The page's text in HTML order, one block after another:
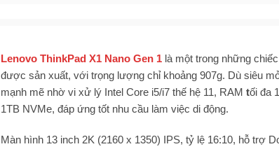
Lenovo ThinkPad X1 Nano Gen 1 là một trong những
được sản xuất, với trọng lượng chỉ khoảng 907g. Dù siêu
mạnh mẽ nhờ vi xử lý Intel Core i5/i7 thế hệ 11, RAM tối đa
1TB NVMe, đáp ứng tốt nhu cầu làm việc di động.
Màn hình 13 inch 2K (2160 x 1350) IPS, tỷ lệ 16:10, hỗ trợ